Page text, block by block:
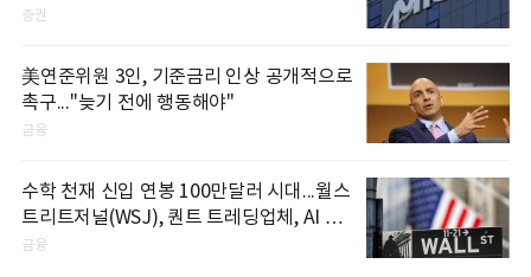
증권
美연준위원 3인, 기준금리 인상 공개적으로
촉구..."늦기 전에 행동해야"
금융
수학 천재 신입 연봉 100만달러 시대...월스
트리트저널(WSJ), 퀀트 트레딩업체, AI 기
업들 인재 확보 경쟁
금융